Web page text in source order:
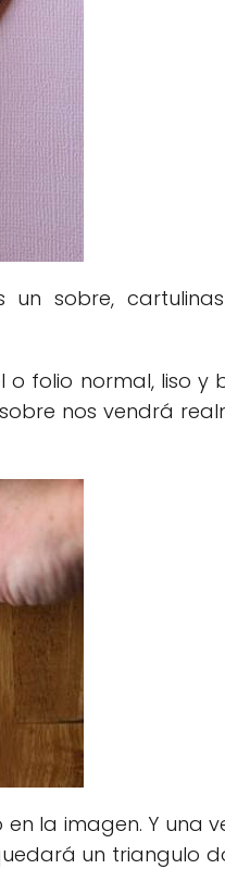
sobre,
folio normal, liso y
nos vendrá
la imagen. Y una
un triangulo